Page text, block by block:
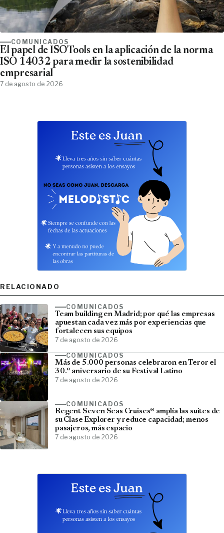
COMUNICADOS
El papel de ISOTools en la aplicación de la norma
ISO 14032 para medir la sostenibilidad
empresarial
7 de agosto de 2026
RELACIONADO
COMUNICADOS
Team building en Madrid; por qué las empresas
apuestan cada vez más por experiencias que
fortalecen sus equipos
7 de agosto de 2026
COMUNICADOS
Más de 5.000 personas celebraron en Teror el
30.º aniversario de su Festival Latino
7 de agosto de 2026
COMUNICADOS
Regent Seven Seas Cruises® amplía las suites de
su Clase Explorer y reduce capacidad; menos
pasajeros, más espacio
7 de agosto de 2026